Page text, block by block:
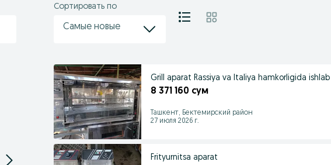
Сортировать по
Самые новые
Grill aparat Rassiya va Italiya hamkorligida
8 371 160 сум
Ташкент, Бектемирский район
27 июля 2026 г.
Frityurnitsa aparat